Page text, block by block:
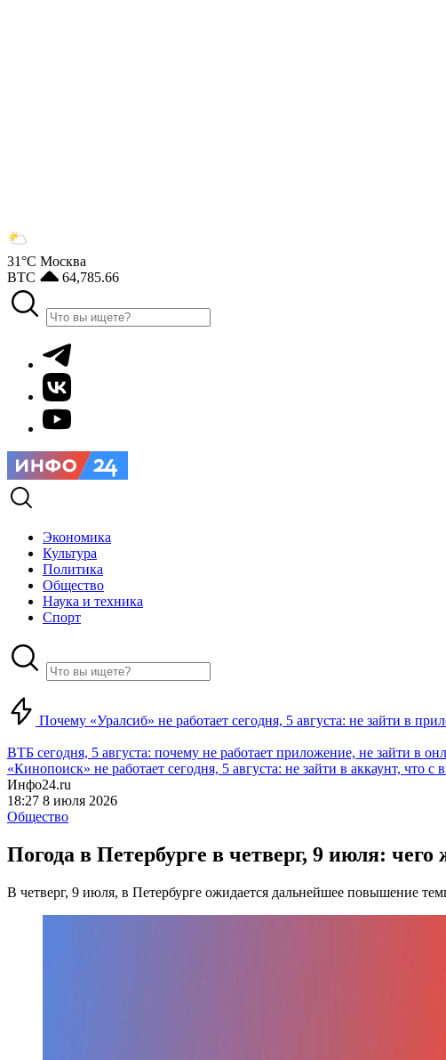
31°С Москва
BTC
64,785.66
Экономика
Культура
Политика
Общество
Наука и техника
Спорт
Почему «Уралсиб» не работает сегодня, 5 августа: не зайти в
ВТБ сегодня, 5 августа: почему не работает приложение, не зайти в
«Кинопоиск» не работает сегодня, 5 августа: не зайти в аккаунт, что с
Инфо24.ru
18:27 8 июля 2026
Общество
Погода в Петербурге в четверг, 9 июля:
В четверг, 9 июля, в Петербурге ожидается дальнейшее повышение